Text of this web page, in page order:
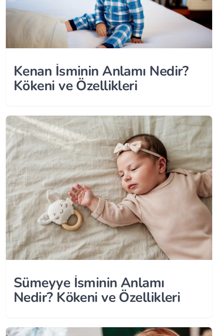
Kenan İsminin Anlamı Nedir?
Kökeni ve Özellikleri
Sümeyye İsminin Anlamı
Nedir? Kökeni ve Özellikleri